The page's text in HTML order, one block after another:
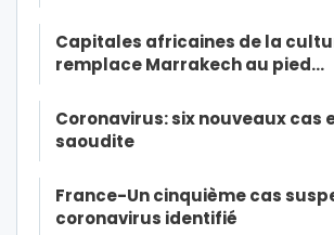
Capitales africaines de la
remplace Marrakech au pied…
Coronavirus: six nouveaux cas
saoudite
France-Un cinquième cas
coronavirus identifié